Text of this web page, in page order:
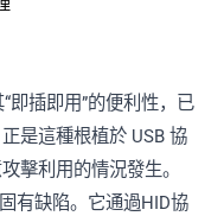
即插即用”的便利性，已
是這種根植於 USB 協
擊利用的情況發生。
有缺陷。它通過HID協